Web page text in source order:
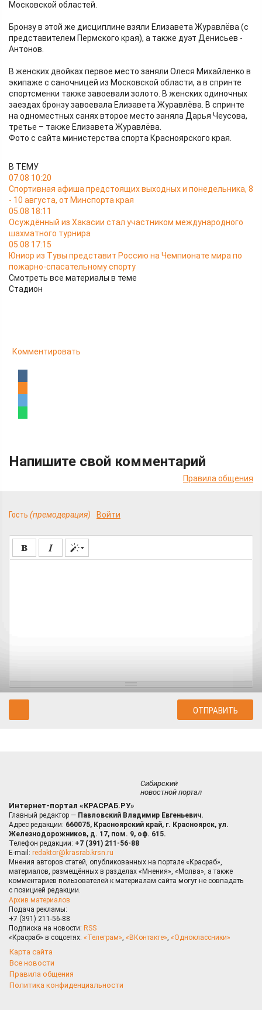
Московской областей.
Бронзу в этой же дисциплине взяли Елизавета Журавлёва (с
представителем Пермского края), а также дуэт Денисьев -
Антонов.
В женских двойках первое место заняли Олеся Михайленко в
экипаже с саночницей из Московской области, а в спринте
спортсменки также завоевали золото. В женских одиночных
заездах бронзу завоевала Елизавета Журавлёва. В спринте
на одноместных санях второе место заняла Дарья Чеусова,
третье – также Елизавета Журавлёва.
Фото с сайта министерства спорта Красноярского края.
В ТЕМУ
07.08 10:20
Спортивная афиша предстоящих выходных и понедельника, 8
- 10 августа, от Минспорта края
05.08 18:11
Осуждённый из Хакасии стал участником международного
шахматного турнира
05.08 17:15
Юниор из Тувы представит Россию на Чемпионате мира по
пожарно-спасательному спорту
Смотреть все материалы в теме
Стадион
Комментировать
Напишите свой комментарий
Правила общения
Гость (премодерация) Войти
Сибирский
новостной портал
Интернет-портал «КРАСРАБ.РУ»
Главный редактор — Павловский Владимир Евгеньевич.
Адрес редакции: 660075, Красноярский край, г. Красноярск, ул.
Железнодорожников, д. 17, пом. 9, оф. 615.
Телефон редакции: +7 (391) 211-56-88
E-mail: redaktor@krasrab.krsn.ru
Мнения авторов статей, опубликованных на портале «Красраб»,
материалов, размещённых в разделах «Мнения», «Молва», а также
комментариев пользователей к материалам сайта могут не совпадать
с позицией редакции.
Архив материалов
Подача рекламы:
+7 (391) 211-56-88
Подписка на новости: RSS
«Красраб» в соцсетях: «Телеграм», «ВКонтакте», «Одноклассники»
Карта сайта
Все новости
Правила общения
Политика конфиденциальности